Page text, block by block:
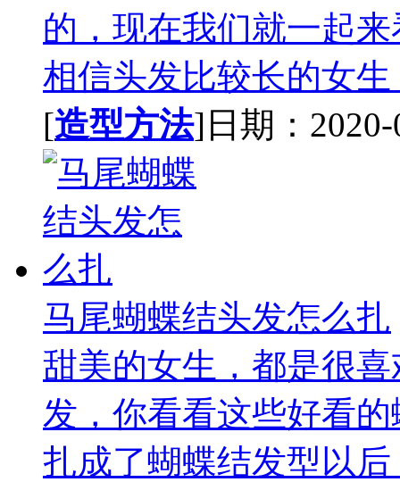
的，现在我们就一起
相信头发比较长的女
[造型方法]日期：2020-
马尾蝴蝶结头发怎么扎
甜美的女生，都是很
发，你看看这些好看
扎成了蝴蝶结发型以